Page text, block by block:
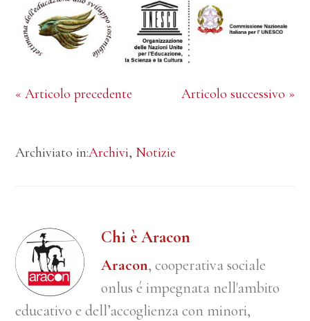
« Articolo precedente Articolo successivo »
Archiviato in:Archivi, Notizie
Chi è Aracon
Aracon, cooperativa sociale
onlus é impegnata nell'ambito
educativo e dell’accoglienza con minori,